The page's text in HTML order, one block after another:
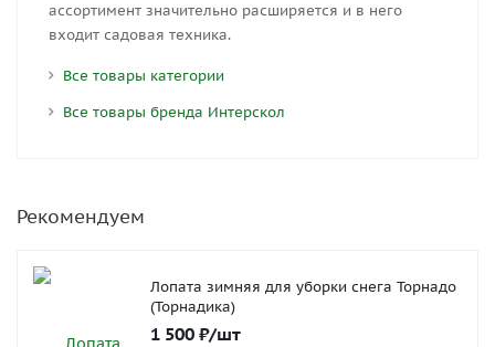
ассортимент значительно расширяется и в него
входит садовая техника.
Все товары категории
Все товары бренда Интерскол
Рекомендуем
Лопата зимняя для уборки снега Торнадо
(Торнадика)
1 500 ₽/шт